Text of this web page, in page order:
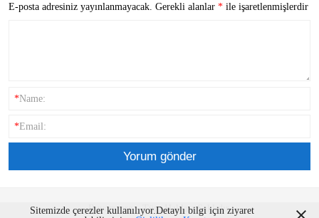
E-posta adresiniz yayınlanmayacak. Gerekli alanlar * ile işaretlenmişlerdir
*Name:
*Email:
Ruyam.org - Tüm Hakları Saklıdır.
Sitemizde çerezler kullanılıyor.Detaylı bilgi için ziyaret